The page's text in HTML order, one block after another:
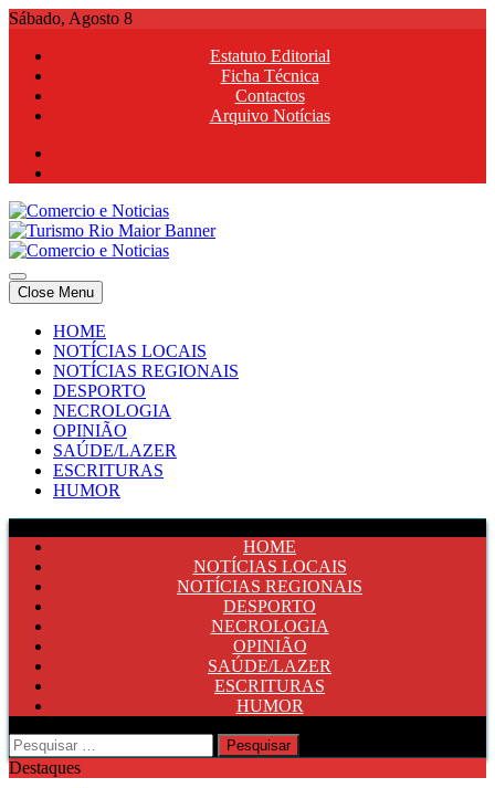
Skip
content
Sábado, Agosto 8
Estatuto Editorial
Ficha Técnica
Contactos
Arquivo Notícias
Comercio e Noticias
Notícias e Publicidade Online
Comercio e Noticias
Notícias e Publicidade Online
Close Menu
HOME
NOTÍCIAS LOCAIS
NOTÍCIAS REGIONAIS
DESPORTO
NECROLOGIA
OPINIÃO
SAÚDE/LAZER
ESCRITURAS
HUMOR
HOME
NOTÍCIAS LOCAIS
NOTÍCIAS REGIONAIS
DESPORTO
NECROLOGIA
OPINIÃO
SAÚDE/LAZER
ESCRITURAS
HUMOR
Pesquisar
por:
Destaques